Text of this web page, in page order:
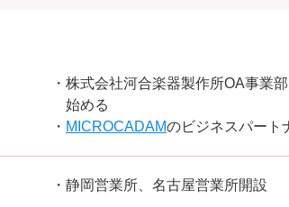
株式会社河合楽器製作所OA事業
始める
MICROCADAMのビジネスパート
静岡営業所、名古屋営業所開設